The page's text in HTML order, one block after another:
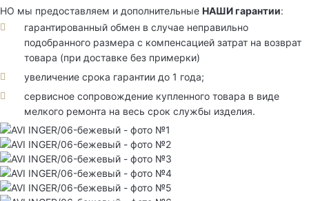
НО мы предоставляем и дополнительные НАШИ гарантии:
гарантированный обмен в случае неправильно
подобранного размера с компенсацией затрат на возврат
товара (при доставке без примерки)
увеличение срока гарантии до 1 года;
сервисное сопровождение купленного товара в виде
мелкого ремонта на весь срок службы изделия.